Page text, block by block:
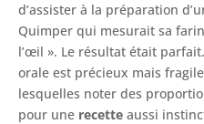
d’assister à la préparation
Quimper qui mesurait sa
l’œil ». Le résultat était
orale est précieux mais
lesquelles noter des
pour une recette aussi